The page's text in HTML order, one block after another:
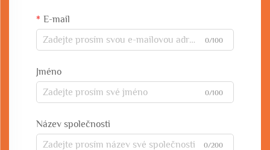
E-mail
0/100
Jméno
0/100
Název společnosti
0/200